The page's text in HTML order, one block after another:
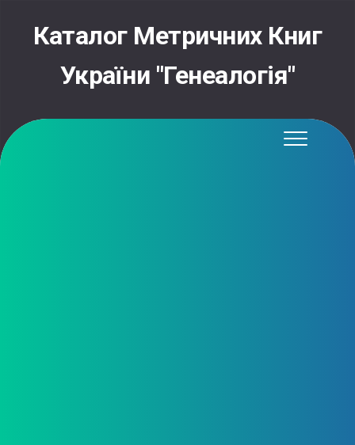
contentКаталог Метричних Книг
України "Генеалогія"